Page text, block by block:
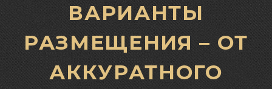
ВАРИАНТЫ
РАЗМЕЩЕНИЯ – ОТ
АККУРАТНОГО